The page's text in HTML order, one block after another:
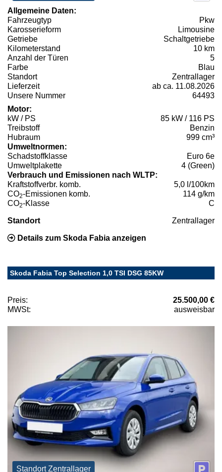
Allgemeine Daten:
Fahrzeugtyp
Pkw
Karosserieform
Limousine
Getriebe
Schaltgetriebe
Kilometerstand
10 km
Anzahl der Türen
5
Farbe
Blau
Standort
Zentrallager
Lieferzeit
ab ca. 11.08.2026
Unsere Nummer
64493
Motor:
kW / PS
85 kW / 116 PS
Treibstoff
Benzin
Hubraum
999 cm³
Umweltnormen:
Schadstoffklasse
Euro 6e
Umweltplakette
4 (Green)
Verbrauch und Emissionen nach WLTP:
Kraftstoffverbr. komb.
5,0 l/100km
CO2-Emissionen komb.
114 g/km
CO2-Klasse C
Standort Zentrallager
Details zum Skoda Fabia anzeigen
Skoda Fabia Top Selection 1,0 TSI DSG 85KW
Preis:
25.500,00 €
MWSt:
ausweisbar
Standort Zentrallager